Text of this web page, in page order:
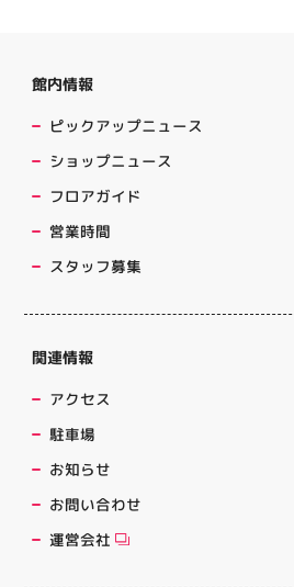
館内情報
ピックアップニュース
ショップニュース
フロアガイド
営業時間
スタッフ募集
関連情報
アクセス
駐車場
お知らせ
お問い合わせ
運営会社